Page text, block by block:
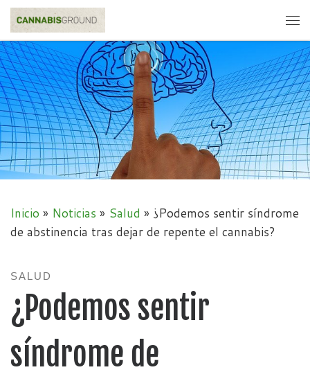
Skip to content
Inicio » Noticias » Salud » ¿Podemos sentir síndrome
de abstinencia tras dejar de repente el cannabis?
SALUD
¿Podemos sentir
síndrome de